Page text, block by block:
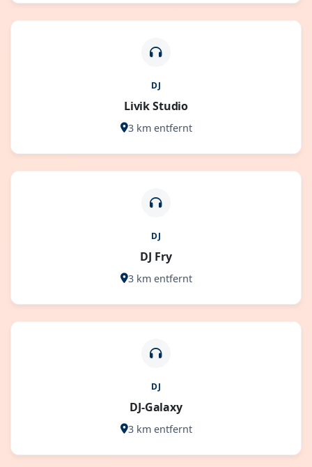
DJ
Livik Studio
3 km entfernt
DJ
DJ Fry
3 km entfernt
DJ
DJ-Galaxy
3 km entfernt